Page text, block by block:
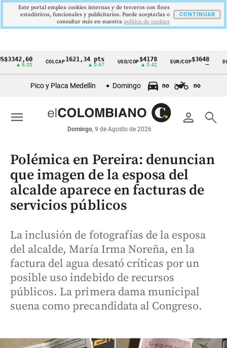
Cintillo
económicos
Colombia
COLCAP1621,34 pts USD/COP$4178
▲ 0.42
EUR/COP$3648
—
Pico y Placa Medellín Domingo no no
person search
Domingo, 9 de Agosto de 2026
menu
Polémica en Pereira: denuncian
que imagen de la esposa del
alcalde aparece en facturas de
servicios públicos
La inclusión de fotografías de la esposa
del alcalde, María Irma Noreña, en la
factura del agua desató críticas por un
posible uso indebido de recursos
públicos. La primera dama municipal
suena como precandidata al Congreso.
Este portal emplea cookies internas y de terceros con fines
estadísticos, funcionales y publicitarios. Puede aceptarlas o
consultar más en nuestra politica de cookies
CONTINUAR